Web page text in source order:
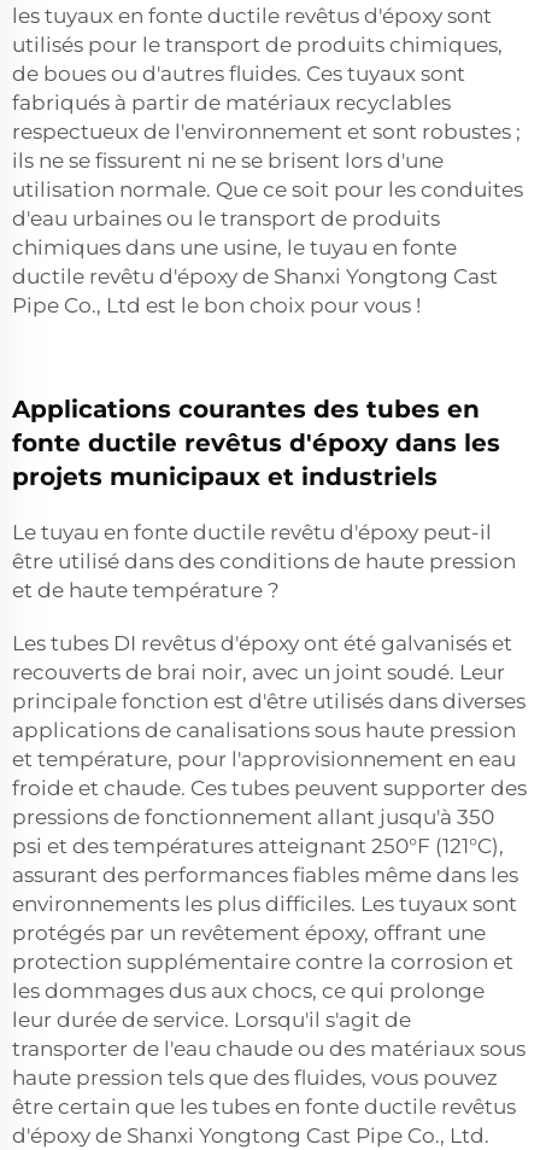
les tuyaux en fonte ductile revêtus d'époxy sont
utilisés pour le transport de produits chimiques,
de boues ou d'autres fluides. Ces tuyaux sont
fabriqués à partir de matériaux recyclables
respectueux de l'environnement et sont robustes ;
ils ne se fissurent ni ne se brisent lors d'une
utilisation normale. Que ce soit pour les conduites
d'eau urbaines ou le transport de produits
chimiques dans une usine, le tuyau en fonte
ductile revêtu d'époxy de Shanxi Yongtong Cast
Pipe Co., Ltd est le bon choix pour vous !
Applications courantes des tubes en
fonte ductile revêtus d'époxy dans les
projets municipaux et industriels
Le tuyau en fonte ductile revêtu d'époxy peut-il
être utilisé dans des conditions de haute pression
et de haute température ?
Les tubes DI revêtus d'époxy ont été galvanisés et
recouverts de brai noir, avec un joint soudé. Leur
principale fonction est d'être utilisés dans diverses
applications de canalisations sous haute pression
et température, pour l'approvisionnement en eau
froide et chaude. Ces tubes peuvent supporter des
pressions de fonctionnement allant jusqu'à 350
psi et des températures atteignant 250°F (121°C),
assurant des performances fiables même dans les
environnements les plus difficiles. Les tuyaux sont
protégés par un revêtement époxy, offrant une
protection supplémentaire contre la corrosion et
les dommages dus aux chocs, ce qui prolonge
leur durée de service. Lorsqu'il s'agit de
transporter de l'eau chaude ou des matériaux sous
haute pression tels que des fluides, vous pouvez
être certain que les tubes en fonte ductile revêtus
d'époxy de Shanxi Yongtong Cast Pipe Co., Ltd.